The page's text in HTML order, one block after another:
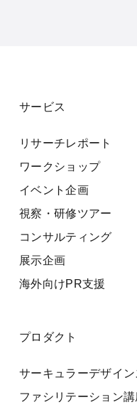
サービス
リサーチレポート
ワークショップ
イベント企画
視察・研修ツアー
コンサルティング
展示企画
海外向けPR支援
プロダクト
サーキュラーデザイン
ファシリテーション講